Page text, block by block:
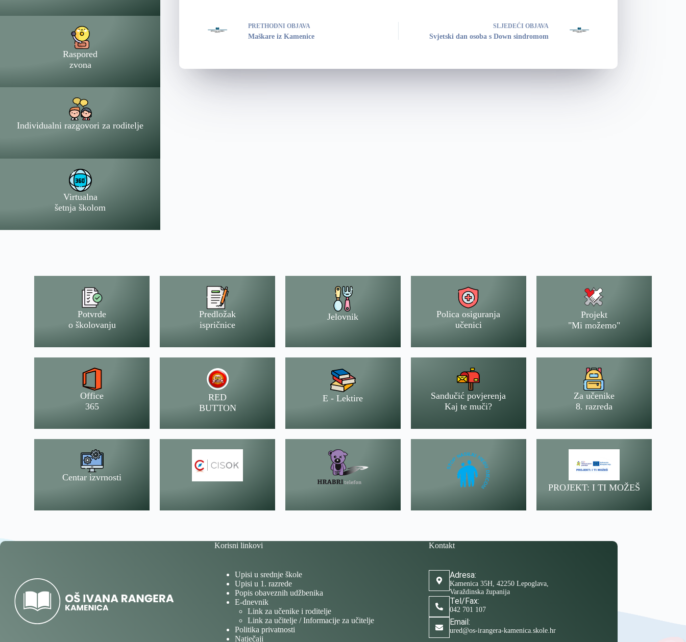
PRETHODNI OBJAVA
Maškare iz Kamenice
SLJEDEĆI OBJAVA
Svjetski dan osoba s Down sindromom
Raspored
zvona
Individualni razgovori za roditelje
Virtualna
šetnja školom
Potvrde
o školovanju
Predložak
ispričnice
Jelovnik
Polica osiguranja
učenici
Projekt
"Mi možemo"
Office
365
RED
BUTTON
E - Lektire
Sandučić povjerenja
Kaj te muči?
Za učenike
8. razreda
Centar izvrnosti
PROJEKT: I TI MOŽEŠ
Korisni linkovi
Upisi u srednje škole
Upisi u 1. razrede
Popis obaveznih udžbenika
E-dnevnik
Link za učenike i roditelje
Link za učitelje / Informacije za učitelje
Politika privatnosti
Natječaji
Kontakt
Adresa:
Kamenica 35H, 42250 Lepoglava,
Varaždinska županija
Tel/Fax:
042 701 107
Email:
ured@os-irangera-kamenica.skole.hr